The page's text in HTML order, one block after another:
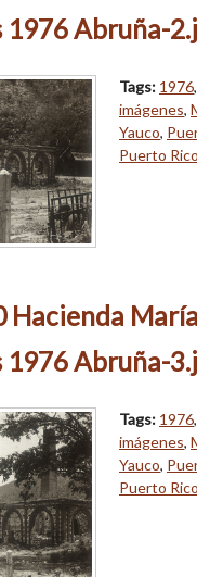
1976 Abruña-
Tags: 1976,
imágenes,
Yauco,
Puerto Rico
Hacienda
1976 Abruña-
Tags: 1976,
imágenes,
Yauco,
Puerto Rico